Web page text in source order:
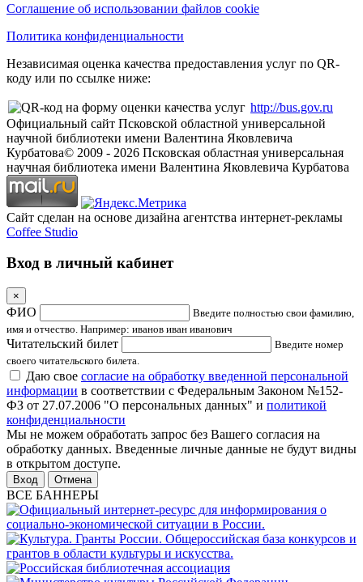
Соглашение об использовании файлов cookie
Политика конфиденциальности
Независимая оценка качества предоставления услуг по QR-
коду или по ссылке ниже:
http://bus.gov.ru
Официальный сайт Псковской областной универсальной
научной библиотеки имени Валентина Яковлевича
Курбатова© 2009 - 2026 Псковская областная универсальная
научная библиотека имени Валентина Яковлевича Курбатова
Сайт сделан на основе дизайна агентства интернет-рекламы
Coffee Studio
Вход в личный кабинет
×
ФИО
Введите полностью свои фамилию,
имя и отчество. Например: иванов иван иванович
Читательский билет
Введите номер
своего читательского билета.
Даю свое согласие на обработку введенной персональной
информации в соответствии с Федеральным Законом №152-
ФЗ от 27.07.2006 "О персональных данных" и политикой
конфиденциальности
Мы не можем обработать запрос без Вашего согласия на
обработку данных. Введенные личные данные не будут видны
в открытом доступе.
Отмена
ВСЕ БАННЕРЫ